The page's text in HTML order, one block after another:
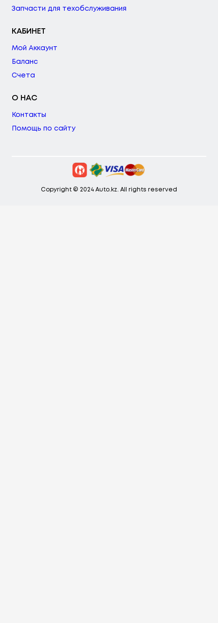
Запчасти для техобслуживания
КАБИНЕТ
Мой Аккаунт
Баланс
Счета
О НАС
Контакты
Помощь по сайту
Copyright © 2024 Auto.kz. All rights reserved